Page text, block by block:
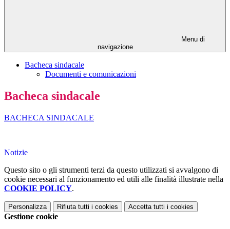
Menu di
navigazione
Bacheca sindacale
Documenti e comunicazioni
Bacheca sindacale
BACHECA SINDACALE
Notizie
Questo sito o gli strumenti terzi da questo utilizzati si avvalgono di
cookie necessari al funzionamento ed utili alle finalità illustrate nella
COOKIE POLICY.
Personalizza Rifiuta tutti i cookies Accetta tutti i cookies
Gestione cookie